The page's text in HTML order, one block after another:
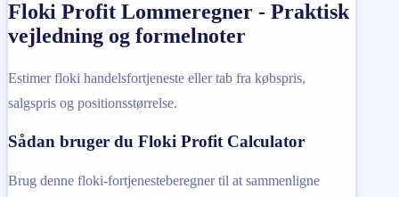
Floki Profit Lommeregner - Praktisk
vejledning og formelnoter
Estimer floki handelsfortjeneste eller tab fra købspris,
salgspris og positionsstørrelse.
Sådan bruger du Floki Profit Calculator
Brug denne floki-fortjenesteberegner til at sammenligne